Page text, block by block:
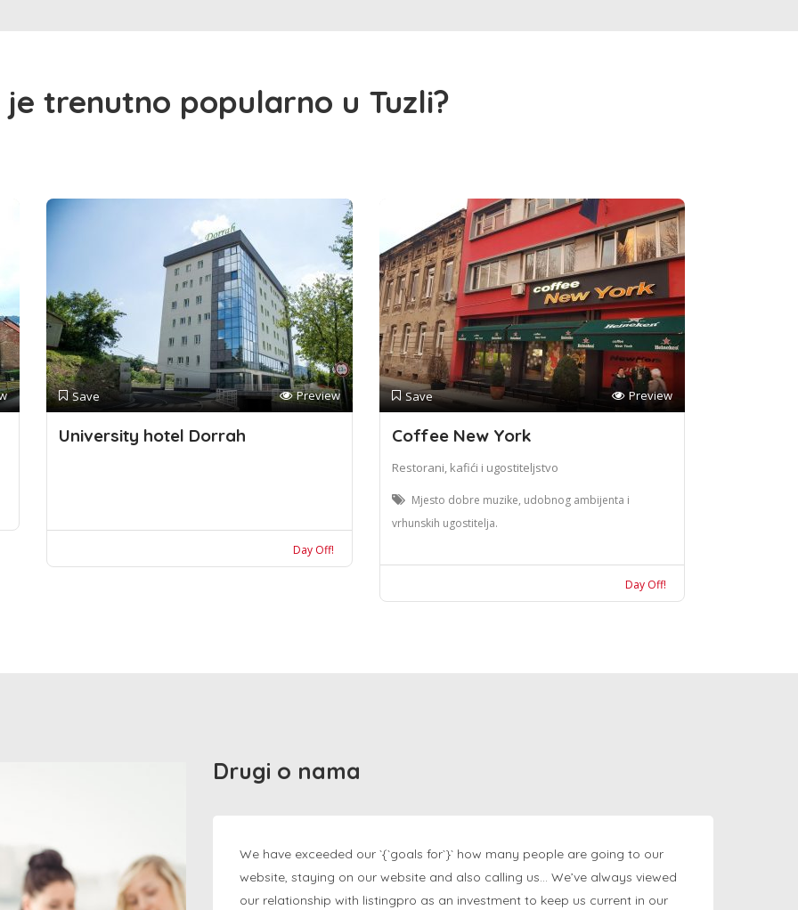
je trenutno popularno u Tuzli?
Save Preview
University hotel Dorrah
Day Off!
Save Preview
Coffee New York
Restorani, kafići i ugostiteljstvo
Mjesto dobre muzike, udobnog ambijenta i
vrhunskih ugostitelja.
Day Off!
Drugi o nama
We have exceeded our `{`goals for`}` how many people are going to our
website, staying on our website and also calling us… We’ve always viewed
our relationship with listingpro as an investment to keep us current in our